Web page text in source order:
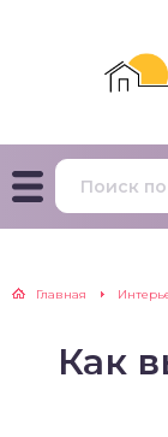
Главная
Как